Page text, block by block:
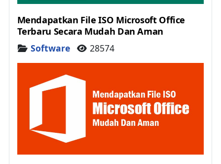
Mendapatkan File ISO Microsoft Office
Terbaru Secara Mudah Dan Aman
Details
Software 28574